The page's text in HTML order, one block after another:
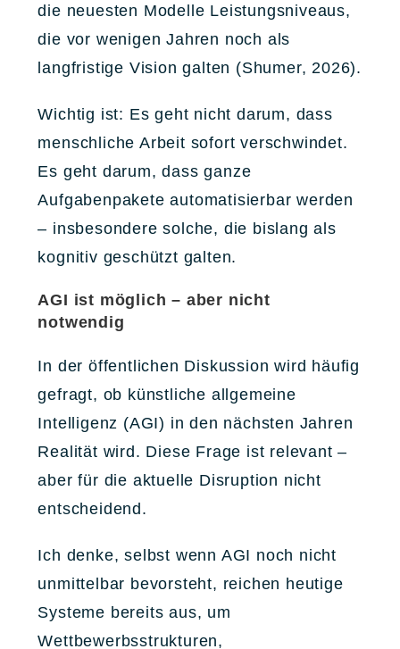
die neuesten Modelle Leistungsniveaus,
die vor wenigen Jahren noch als
langfristige Vision galten (Shumer, 2026).
Wichtig ist: Es geht nicht darum, dass
menschliche Arbeit sofort verschwindet.
Es geht darum, dass ganze
Aufgabenpakete automatisierbar werden
– insbesondere solche, die bislang als
kognitiv geschützt galten.
AGI ist möglich – aber nicht
notwendig
In der öffentlichen Diskussion wird häufig
gefragt, ob künstliche allgemeine
Intelligenz (AGI) in den nächsten Jahren
Realität wird. Diese Frage ist relevant –
aber für die aktuelle Disruption nicht
entscheidend.
Ich denke, selbst wenn AGI noch nicht
unmittelbar bevorsteht, reichen heutige
Systeme bereits aus, um
Wettbewerbsstrukturen,